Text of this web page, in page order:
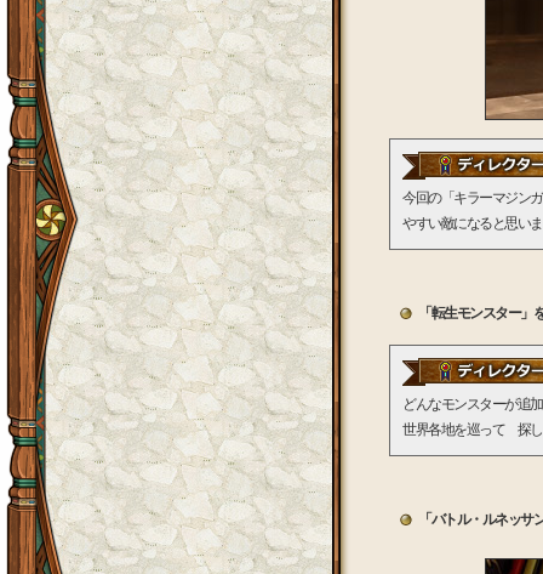
今回の「キラーマジン
やすい敵になると思い
「転生モンスター」
どんなモンスターが追
世界各地を巡って 探
「バトル・ルネッ